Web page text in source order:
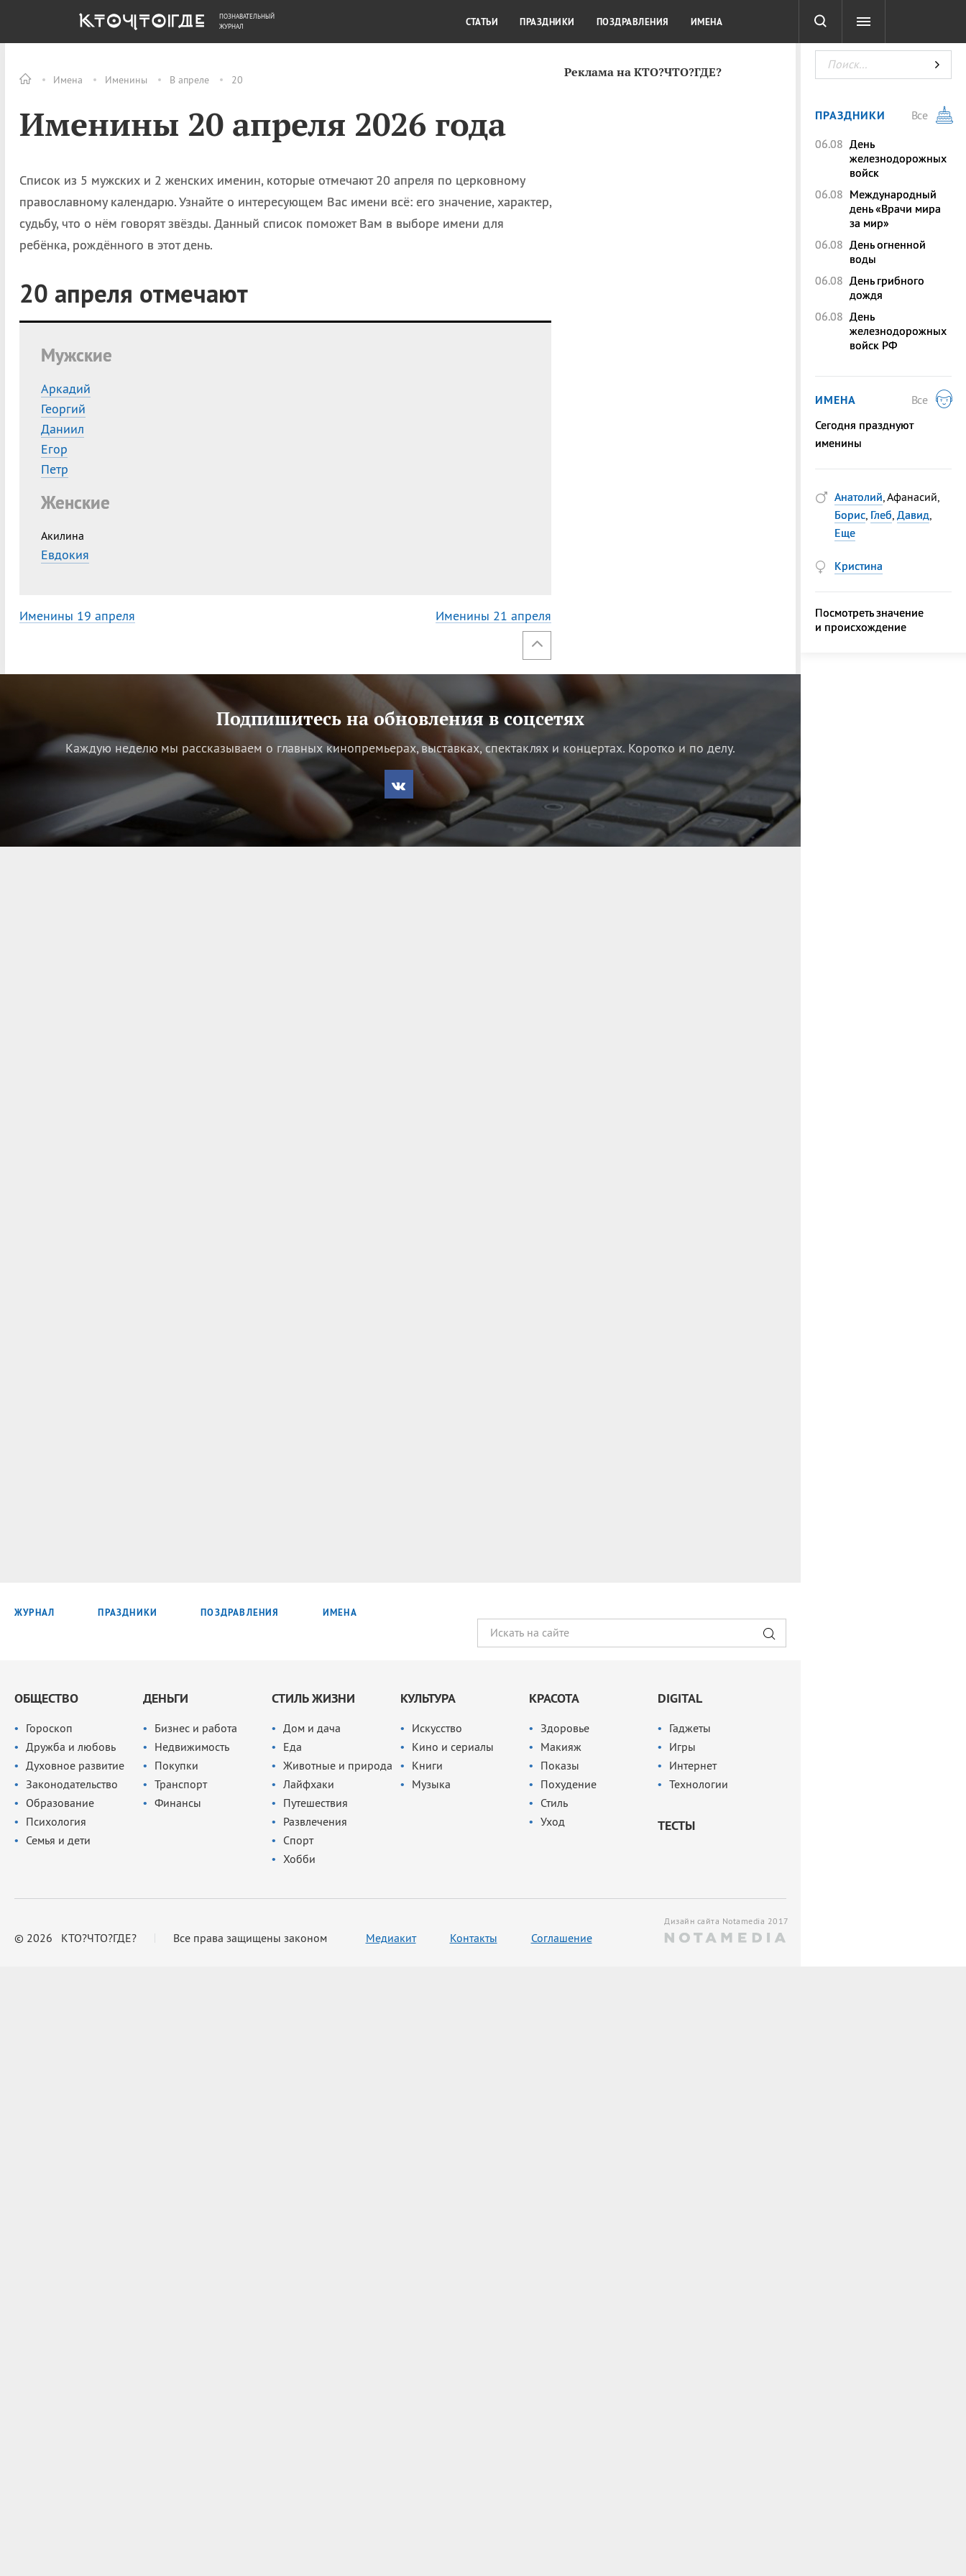
Имена Именины В апреле 20
Именины 20 апреля 2026 года
Список из 5 мужских и 2 женских именин, которые отмечают 20 апреля по церковному
православному календарю. Узнайте о интересующем Вас имени всё: его значение, характер,
судьбу, что о нём говорят звёзды. Данный список поможет Вам в выборе имени для
ребёнка, рождённого в этот день.
20 апреля отмечают
Мужские
Аркадий
Георгий
Даниил
Егор
Петр
Женские
Акилина
Евдокия
Именины 19 апреля Именины 21 апреля
Реклама на КТО?ЧТО?ГДЕ?
Подпишитесь на обновления в соцсетях
Каждую неделю мы рассказываем о главных кинопремьерах, выставках, спектаклях и концертах. Коротко и по делу.
ОБЩЕСТВО ДЕНЬГИ КУЛЬТУРА КРАСОТА ТЕСТЫ
ПОЗНАВАТЕЛЬНЫЙ
ЖУРНАЛ
СТАТЬИ ПРАЗДНИКИ ПОЗДРАВЛЕНИЯ ИМЕНА
ЖУРНАЛ ПРАЗДНИКИ ПОЗДРАВЛЕНИЯ ИМЕНА
ОБЩЕСТВО
Гороскоп
Дружба и любовь
Духовное развитие
Законодательство
Образование
Психология
Семья и дети
ДЕНЬГИ
Бизнес и работа
Недвижимость
Покупки
Транспорт
Финансы
СТИЛЬ ЖИЗНИ
Дом и дача
Еда
Животные и природа
Лайфхаки
Путешествия
Развлечения
Спорт
Хобби
КУЛЬТУРА
Искусство
Кино и сериалы
Книги
Музыка
КРАСОТА
Здоровье
Макияж
Показы
Похудение
Стиль
Уход
DIGITAL
Гаджеты
Игры
Интернет
Технологии
ТЕСТЫ
© 2026 КТО?ЧТО?ГДЕ? Все права защищены законом Медиакит Контакты Соглашение
Дизайн сайта Notamedia 2017
ПРАЗДНИКИ
Все
06.08 День
железнодорожных
войск
06.08 Международный
день «Врачи мира
за мир»
06.08 День огненной
воды
06.08 День грибного
дождя
06.08 День
железнодорожных
войск РФ
ИМЕНА
Все
Сегодня празднуют
именины
Анатолий, Афанасий,
Борис, Глеб, Давид,
Еще
Кристина
Посмотреть значение
и происхождение